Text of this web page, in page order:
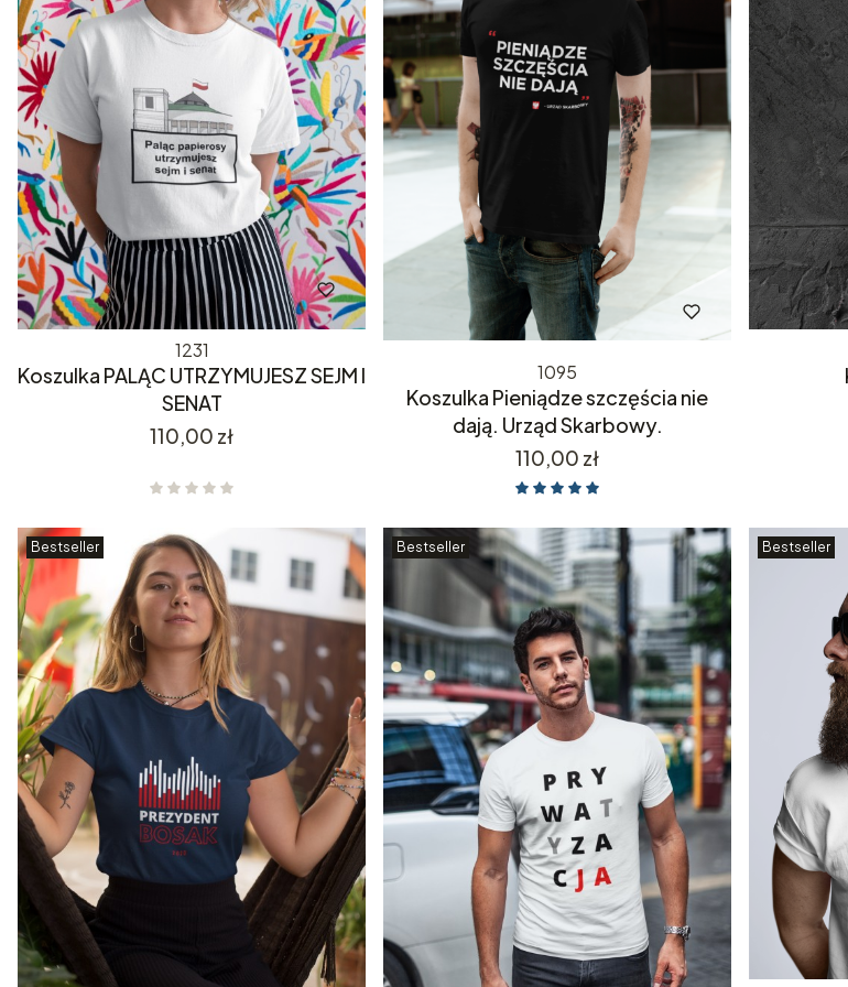
1231
Koszulka PALĄC UTRZYMUJESZ SEJM I
SENAT
Cena
110,00 zł
1095
Koszulka Pieniądze szczęścia nie
dają. Urząd Skarbowy.
Cena
110,00 zł
Bestseller Bestseller Bestseller